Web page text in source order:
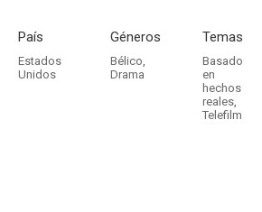
País
Estados
Unidos
Géneros
Bélico,
Drama
Temas
Basado
en
hechos
reales,
Telefilm